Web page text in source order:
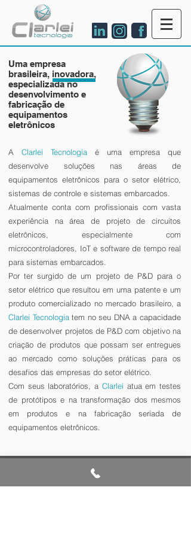
Uma empresa
brasileira, inovadora,
especializada no
desenvolvimento e
fabricação de
equipamentos
eletrônicos
A Clarlei Tecnologia é uma empresa que
desenvolve soluções nas áreas de
equipamentos eletrônicos para o setor elétrico,
sistemas de controle e sistemas embarcados.
Atualmente conta com profissionais com vasta
experiência na área de projeto de circuitos
eletrônicos, especialmente com
microcontroladores, IoT e software de tempo real
para sistemas embarcados.
Por ter surgido de um projeto de P&D para o
setor elétrico que resultou em uma patente e um
produto comercializado no mercado brasileiro, a
Clarlei Tecnologiatem no seu DNA a capacidade
de desenvolver projetos de P&D com objetivo na
criação de produtos que possam ser entregues
ao mercado como soluções práticas para os
desafios das empresas do setor elétrico.
Com seus laboratórios, a Clarlei atua em testes
de protótipos e na transformação dos mesmos
em produtos e na fabricação seriada de
equipamentos eletrônicos.